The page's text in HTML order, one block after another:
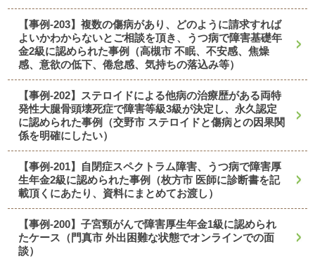
【事例-203】複数の傷病があり、どのように請求すれば
よいかわからないとご相談を頂き、うつ病で障害基礎年
金2級に認められた事例（高槻市 不眠、不安感、焦燥
感、意欲の低下、倦怠感、気持ちの落込み等）
【事例-202】ステロイドによる他病の治療歴がある両特
発性大腿骨頭壊死症で障害等級3級が決定し、永久認定
に認められた事例（交野市 ステロイドと傷病との因果関
係を明確にしたい）
【事例-201】自閉症スペクトラム障害、うつ病で障害厚
生年金2級に認められた事例（枚方市 医師に診断書を記
載頂くにあたり、資料にまとめてお渡し）
【事例-200】子宮頸がんで障害厚生年金1級に認められ
たケース（門真市 外出困難な状態でオンラインでの面
談）